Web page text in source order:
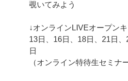
覗いてみよう
↓オンラインLIVEオープン
13日、16日、18日、21日
日
（オンライン特待生セミナ